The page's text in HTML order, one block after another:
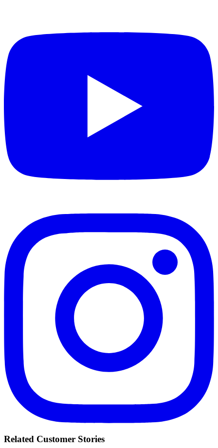
Related Customer Stories